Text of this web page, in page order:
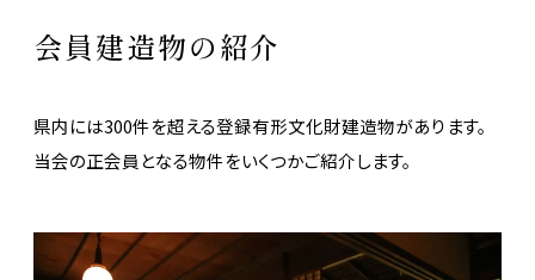
会員建造物の紹介
県内には300件を超える登録有形文化財建造物があります。
当会の正会員となる物件をいくつかご紹介します。